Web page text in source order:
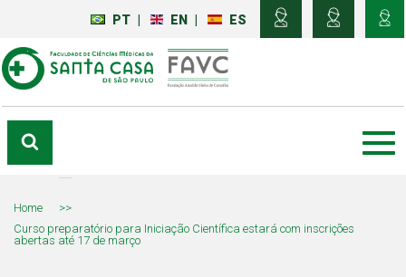
PT EN ES
Home
>>
Curso preparatório para Iniciação Científica estará com inscrições
abertas até 17 de março